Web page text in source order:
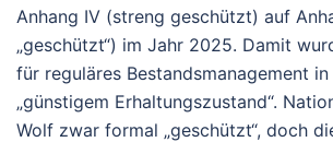
Anhang IV (streng geschützt) auf
„geschützt“) im Jahr 2025. Damit
für reguläres Bestandsmanagement
„günstigem Erhaltungszustand“.
Wolf zwar formal „geschützt“, doch